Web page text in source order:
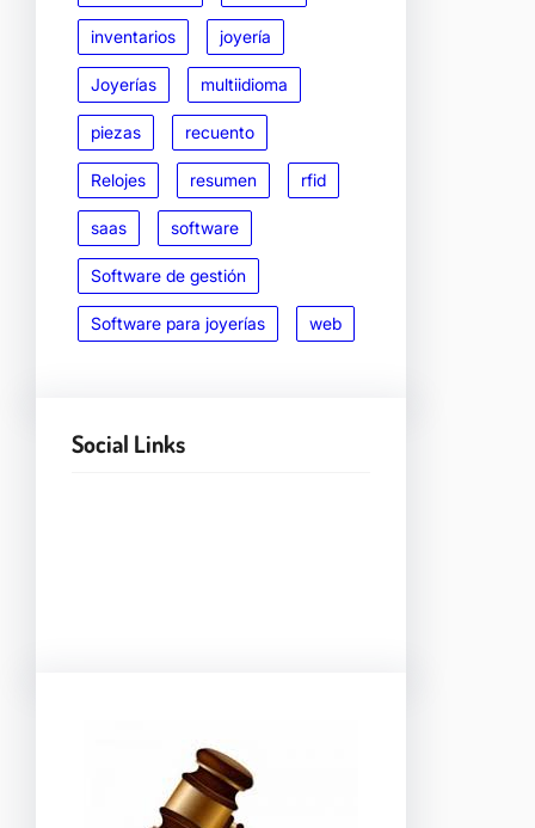
inventarios joyería
Joyerías multiidioma
piezas recuento
Relojes resumen rfid
saas software
Software de gestión
Software para joyerías web
Social Links